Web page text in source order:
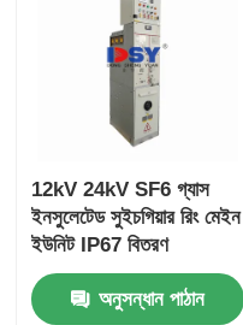
বক্স টাইপ সাবস্টেশন
ক্যাবল শাখা বাক্স
ধাতব ঘেরা সুইচগার্ট
ভ্যাকুয়াম লোড সুইচ
12kV 24kV SF6 গ্যাস
ইনসুলেটেড সুইচগিয়ার রিং মেইন
ইউনিট IP67 বিতরণ
নেটওয়ার্কের জন্য
অনুসন্ধান পাঠান